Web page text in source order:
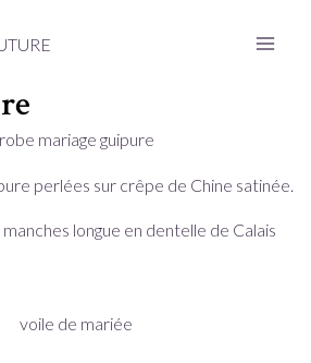
perlées sur crêpe de Chine satinée.
longue en dentelle de Calais